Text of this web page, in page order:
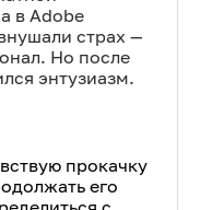
в Adobe
страх —
Но после
энтузиазм.
прокачку
его